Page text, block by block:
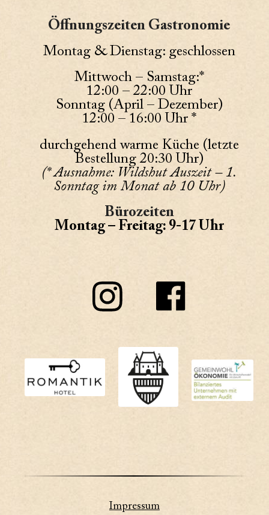
Öffnungszeiten Gastronomie
Montag & Dienstag: geschlossen
Mittwoch – Samstag:*
12:00 – 22:00 Uhr
Sonntag (April – Dezember)
12:00 – 16:00 Uhr *
durchgehend warme Küche (letzte
Bestellung 20:30 Uhr)
(* Ausnahme: Wildshut Auszeit – 1.
Sonntag im Monat ab 10 Uhr)
Bürozeiten
Montag – Freitag: 9-17 Uhr
Impressum